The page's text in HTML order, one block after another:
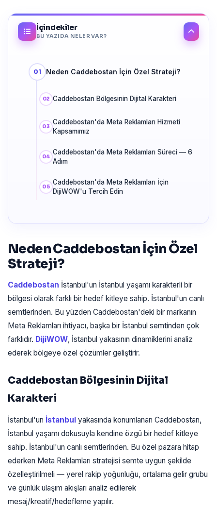
İçindekiler
BU YAZIDA NELER VAR?
Neden Caddebostan İçin Özel Strateji?
Caddebostan Bölgesinin Dijital Karakteri
Caddebostan'da Meta Reklamları Hizmeti
Kapsamımız
Caddebostan'da Meta Reklamları Süreci — 6
Adım
Caddebostan'da Meta Reklamları İçin
DijiWOW'u Tercih Edin
Neden Caddebostan İçin Özel
Strateji?
Caddebostan İstanbul'un İstanbul yaşamı karakterli bir
bölgesi olarak farklı bir hedef kitleye sahip. İstanbul'un canlı
semtlerinden. Bu yüzden Caddebostan'deki bir markanın
Meta Reklamları ihtiyacı, başka bir İstanbul semtinden çok
farklıdır. DijiWOW, İstanbul yakasının dinamiklerini analiz
ederek bölgeye özel çözümler geliştirir.
Caddebostan Bölgesinin Dijital
Karakteri
İstanbul'un İstanbul yakasında konumlanan Caddebostan,
İstanbul yaşamı dokusuyla kendine özgü bir hedef kitleye
sahip. İstanbul'un canlı semtlerinden. Bu özel pazara hitap
ederken Meta Reklamları stratejisi semte uygun şekilde
özelleştirilmeli — yerel rakip yoğunluğu, ortalama gelir grubu
ve günlük ulaşım akışları analiz edilerek
mesaj/kreatif/hedefleme yapılır.